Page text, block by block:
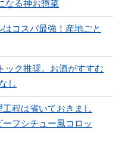
なる神お惣菜
コスパ最強！産地ごと
ック推奨。お酒がすすむ
し
工程は省いておきまし
フシチュー風コロッ